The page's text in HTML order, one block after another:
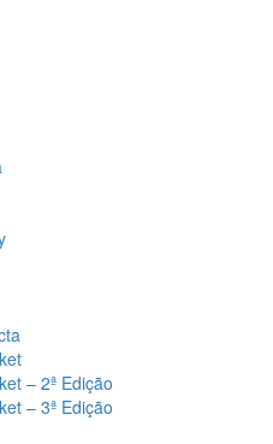
– 2ª Edição
– 3ª Edição